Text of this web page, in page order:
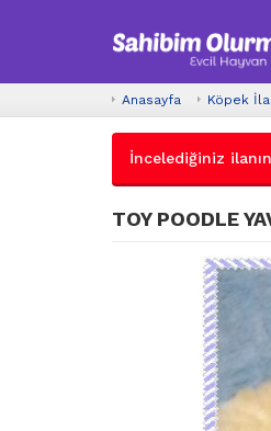
Anasayfa Köpek
İncelediğiniz
TOY POODLE